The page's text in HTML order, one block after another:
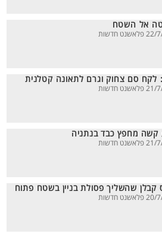
אל השטח
חדשות
לקח סם צחוק וגרם לתאונה קטלנית
חדשות
קשה מחפץ כבד בנתניה
חדשות
קבלן שהשליך פסולת בניין בשטח פתוח
חדשות